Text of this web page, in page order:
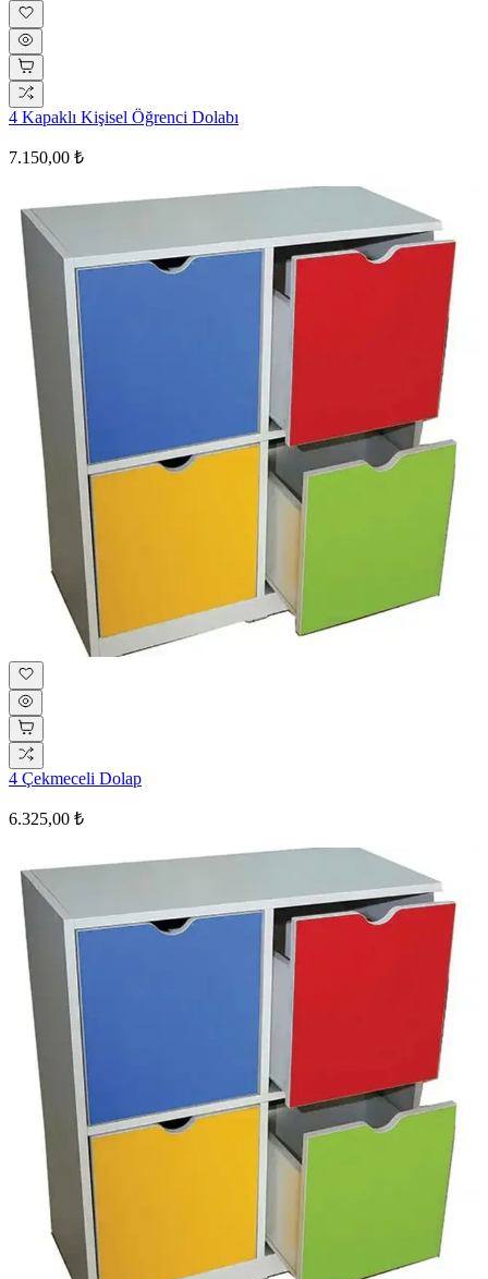
4 Kapaklı Kişisel Öğrenci Dolabı
7.150,00 ₺
4 Çekmeceli Dolap
6.325,00 ₺